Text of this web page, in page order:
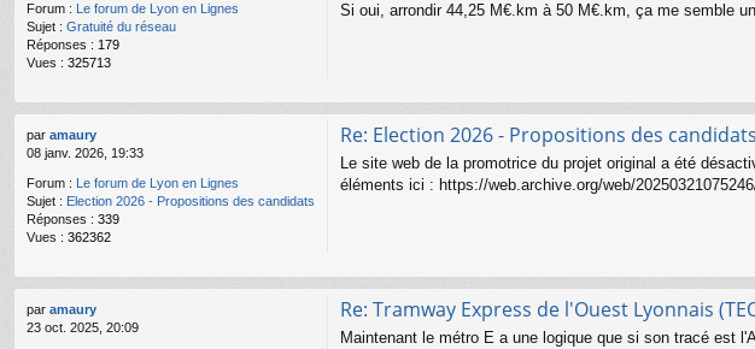
Forum : Le forum de Lyon en Lignes
Sujet : Gratuité du réseau
Réponses : 179
Vues : 325713
Si oui, arrondir 44,25 M€.km à 50 M€.km, ça me semble
par amaury
08 janv. 2026, 19:33
Forum : Le forum de Lyon en Lignes
Sujet : Election 2026 - Propositions des candidats
Réponses : 339
Vues : 362362
Re: Election 2026 - Propositions des candidats
Le site web de la promotrice du projet original a été
éléments ici : https://web.archive.org/web/
par amaury
23 oct. 2025, 20:09
Re: Tramway Express de l'Ouest Lyonnais
Maintenant le métro E a une logique que si son tracé est